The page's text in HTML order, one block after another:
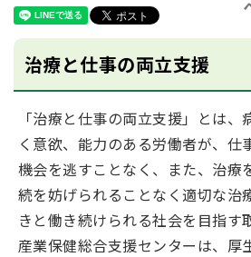
治療と仕事の両立支援
「治療と仕事の両立支援」とは
く意欲、能力のある労働者が、仕
機会を逃すことなく、また、治療
続を妨げられることなく適切な治
きと働き続けられる社会を目指す
産業保健総合支援センターは、厚